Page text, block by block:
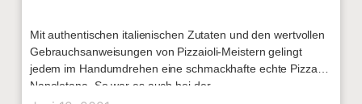
Mit authentischen italienischen Zutaten und den wertvollen
Gebrauchsanweisungen von Pizzaioli-Meistern gelingt
jedem im Handumdrehen eine schmackhafte echte Pizza
Napoletana. So war es auch bei der